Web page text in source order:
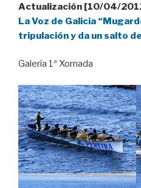
Actualización [10/04/
La Voz de Galicia
tripulación y da un salto
Galería 1ª Xornada